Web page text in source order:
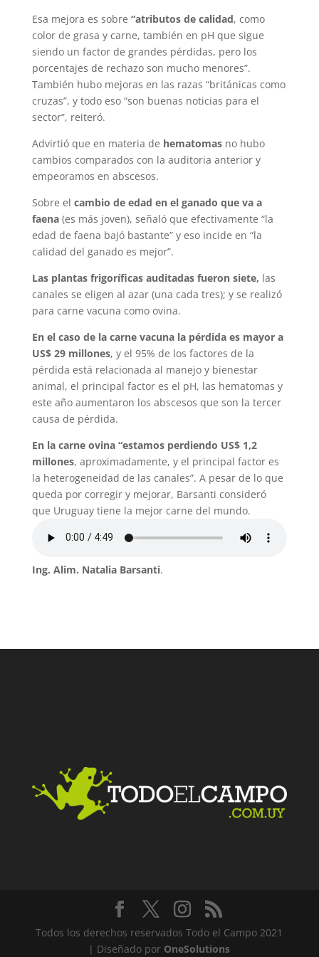
Esa mejora es sobre “atributos de calidad, como
color de grasa y carne, también en pH que sigue
siendo un factor de grandes pérdidas, pero los
porcentajes de rechazo son mucho menores”.
También hubo mejoras en las razas “británicas como
cruzas”, y todo eso “son buenas noticias para el
sector”, reiteró.
Advirtió que en materia de hematomasno hubo
cambios comparados con la auditoria anterior y
empeoramos en abscesos.
Sobre el cambio de edad en el ganado que va a
faena(es más joven), señaló que efectivamente “la
edad de faena bajó bastante” y eso incide en “la
calidad del ganado es mejor”.
Las plantas frigoríficas auditadas fueron siete, las
canales se eligen al azar (una cada tres); y se realizó
para carne vacuna como ovina.
En el caso de la carne vacuna la pérdida es mayor a
US$ 29 millones, y el 95% de los factores de la
pérdida está relacionada al manejo y bienestar
animal, el principal factor es el pH, las hematomas y
este año aumentaron los abscesos que son la tercer
causa de pérdida.
En la carne ovina “estamos perdiendo US$ 1,2
millones, aproximadamente, y el principal factor es
la heterogeneidad de las canales”. A pesar de lo que
queda por corregir y mejorar, Barsanti consideró
que Uruguay tiene la mejor carne del mundo.
Ing. Alim. Natalia Barsanti.
Todos los derechos reservados Todo el Campo 2021
| Diseñado por OneSolutions